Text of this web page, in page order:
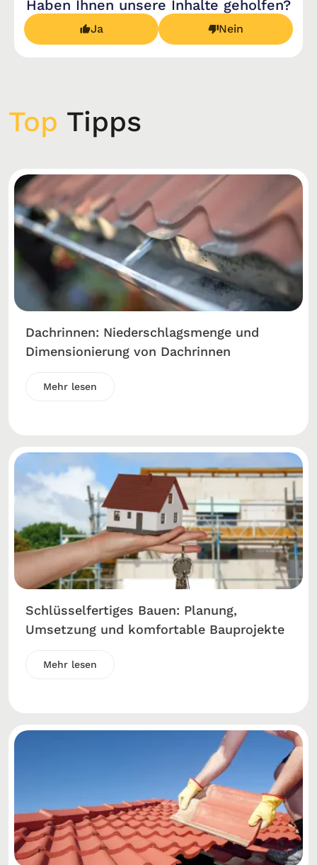
Haben Ihnen unsere Inhalte geholfen?
Ja Nein
Top Tipps
Dachrinnen: Niederschlagsmenge und
Dimensionierung von Dachrinnen
Mehr lesen
Schlüsselfertiges Bauen: Planung,
Umsetzung und komfortable Bauprojekte
Mehr lesen